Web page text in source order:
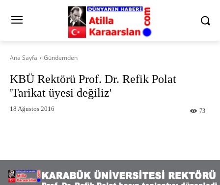
Ana Sayfa Gündemden
KBÜ Rektörü Prof. Dr. Refik Polat
'Tarikat üyesi değiliz'
18 Ağustos 2016 73